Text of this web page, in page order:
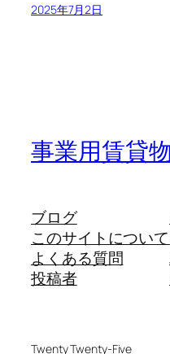
2025年7月2日
事業用賃貸
ブログ
このサイトについて
よくある質問
投稿者
Twenty Twenty-Five